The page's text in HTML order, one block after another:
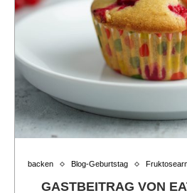
backen Blog-Geburtstag
GASTBEITRAG VON